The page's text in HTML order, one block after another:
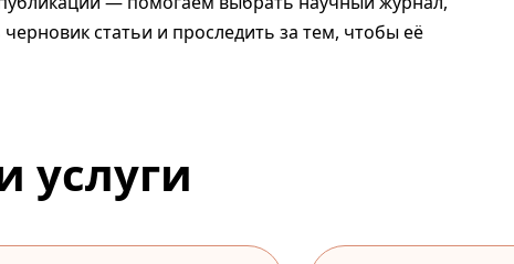
черновик статьи и проследить за тем, чтобы её
услуги